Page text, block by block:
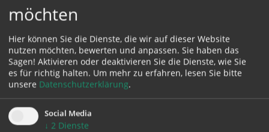
möchten
Hier können Sie die Dienste, die wir auf dieser Website
nutzen möchten, bewerten und anpassen. Sie haben das
Sagen! Aktivieren oder deaktivieren Sie die Dienste, wie Sie
es für richtig halten. Um mehr zu erfahren, lesen Sie bitte
unsere Datenschutzerklärung.
Social Media
↓ 2 Dienste